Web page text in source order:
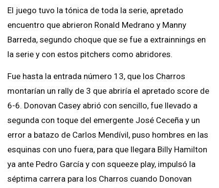
El juego tuvo la tónica de toda la serie, apretado
encuentro que abrieron Ronald Medrano y Manny
Barreda, segundo choque que se fue a extrainnings en
la serie y con estos pitchers como abridores.
Fue hasta la entrada número 13, que los Charros
montarían un rally de 3 que abriría el apretado score de
6-6. Donovan Casey abrió con sencillo, fue llevado a
segunda con toque del emergente José Ceceña y un
error a batazo de Carlos Mendívil, puso hombres en las
esquinas con uno fuera, para que llegara Billy Hamilton
ya ante Pedro García y con squeeze play, impulsó la
séptima carrera para los Charros cuando Donovan